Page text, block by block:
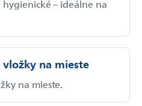
– ideálne na
na mieste
na mieste.